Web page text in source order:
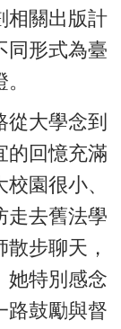
相關出版計
同形式為臺
大學念到
的回憶充滿
園很小、
走去舊法學
步聊天，
她特別感念
路鼓勵與督